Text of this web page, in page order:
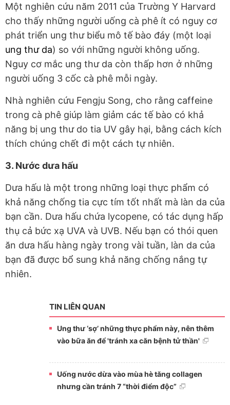
Một nghiên cứu năm 2011 của Trường Y Harvard
cho thấy những người uống cà phê ít có nguy cơ
phát triển ung thư biểu mô tế bào đáy (một loại
ung thư da) so với những người không uống.
Nguy cơ mắc ung thư da còn thấp hơn ở những
người uống 3 cốc cà phê mỗi ngày.
Nhà nghiên cứu Fengju Song, cho rằng caffeine
trong cà phê giúp làm giảm các tế bào có khả
năng bị ung thư do tia UV gây hại, bằng cách kích
thích chúng chết đi một cách tự nhiên.
3. Nước dưa hấu
Dưa hấu là một trong những loại thực phẩm có
khả năng chống tia cực tím tốt nhất mà làn da của
bạn cần. Dưa hấu chứa lycopene, có tác dụng hấp
thụ cả bức xạ UVA và UVB. Nếu bạn có thói quen
ăn dưa hấu hàng ngày trong vài tuần, làn da của
bạn đã được bổ sung khả năng chống nắng tự
nhiên.
TIN LIÊN QUAN
Ung thư ‘sợ’ những thực phẩm này, nên thêm
vào bữa ăn để 'tránh xa căn bệnh tử thần'
Uống nước dừa vào mùa hè tăng collagen
nhưng cần tránh 7 “thời điểm độc”